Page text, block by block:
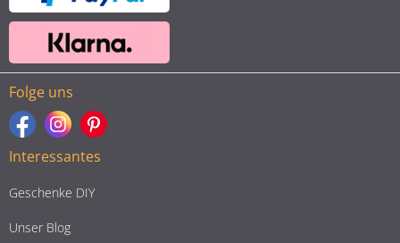
Folge uns
Interessantes
Geschenke DIY
Unser Blog